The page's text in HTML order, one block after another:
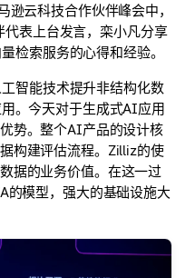
云科技合作伙伴峰会中，
表上台发言，栾小凡分享
检索服务的心得和经验。
智能技术提升非结构化数
。今天对于生成式AI应用
势。整个AI产品的设计核
构建评估流程。Zilliz的使
据的业务价值。在这一过
的模型，强大的基础设施大